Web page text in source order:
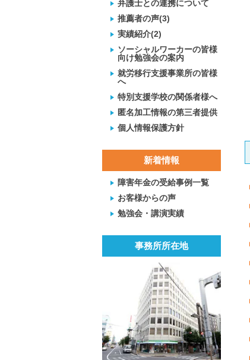
弁護士との連携について
推薦者の声(3)
実績紹介(2)
ソーシャルワーカーの皆様
向け勉強会の案内
就労移行支援事業所の皆様
へ
特別支援学校の関係者様へ
匿名加工情報の第三者提供
個人情報保護方針
新着情報
障害年金の受給事例一覧
お客様からの声
勉強会・講演実績
事務所所在地